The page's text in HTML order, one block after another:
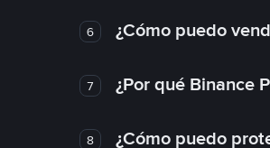
6 ¿Cómo puedo
7 ¿Por qué Binance
8 ¿Cómo puedo